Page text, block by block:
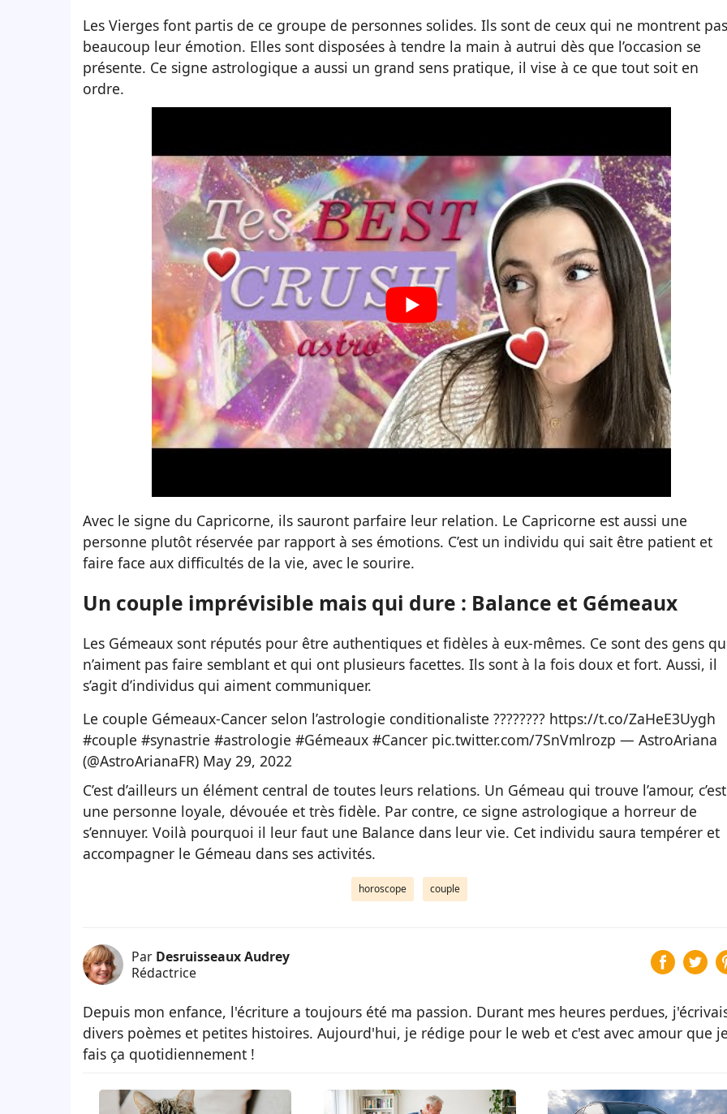
Les Vierges font partis de ce groupe de personnes solides. Ils sont de ceux qui ne montrent pas
beaucoup leur émotion. Elles sont disposées à tendre la main à autrui dès que l’occasion se
présente. Ce signe astrologique a aussi un grand sens pratique, il vise à ce que tout soit en
ordre.
Avec le signe du Capricorne, ils sauront parfaire leur relation. Le Capricorne est aussi une
personne plutôt réservée par rapport à ses émotions. C’est un individu qui sait être patient et
faire face aux difficultés de la vie, avec le sourire.
Un couple imprévisible mais qui dure : Balance et Gémeaux
Les Gémeaux sont réputés pour être authentiques et fidèles à eux-mêmes. Ce sont des gens
n’aiment pas faire semblant et qui ont plusieurs facettes. Ils sont à la fois doux et fort. Aussi, il
s’agit d’individus qui aiment communiquer.
Le couple Gémeaux-Cancer selon l’astrologie conditionaliste ???????? https://t.co/ZaHeE3Uygh
#couple #synastrie #astrologie #Gémeaux #Cancer pic.twitter.com/7SnVmlrozp — AstroAriana
(@AstroArianaFR) May 29, 2022
C’est d’ailleurs un élément central de toutes leurs relations. Un Gémeau qui trouve l’amour, c’est
une personne loyale, dévouée et très fidèle. Par contre, ce signe astrologique a horreur de
s’ennuyer. Voilà pourquoi il leur faut une Balance dans leur vie. Cet individu saura tempérer et
accompagner le Gémeau dans ses activités.
horoscope couple
Par Desruisseaux Audrey
Rédactrice
Depuis mon enfance, l'écriture a toujours été ma passion. Durant mes heures perdues,
divers poèmes et petites histoires. Aujourd'hui, je rédige pour le web et c'est avec amour que
fais ça quotidiennement !